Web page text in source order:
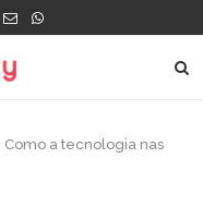
Como a tecnologia nas